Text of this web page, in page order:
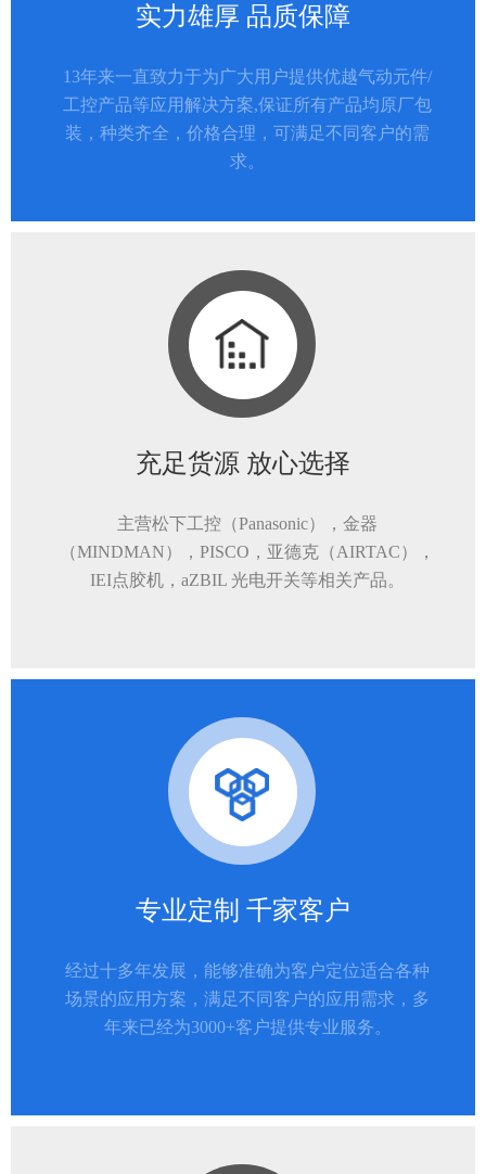
实力雄厚 品质保障
13年来一直致力于为广大用户提供优越气动元件/
工控产品等应用解决方案,保证所有产品均原厂包
装，种类齐全，价格合理，可满足不同客户的需
求。
充足货源 放心选择
主营松下工控（Panasonic），金器
（MINDMAN），PISCO，亚德克（AIRTAC），
IEI点胶机，aZBIL 光电开关等相关产品。
专业定制 千家客户
经过十多年发展，能够准确为客户定位适合各种
场景的应用方案，满足不同客户的应用需求，多
年来已经为3000+客户提供专业服务。